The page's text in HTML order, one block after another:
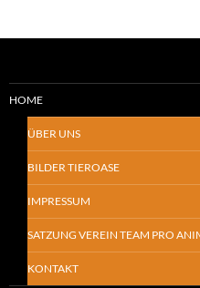
HOME
ÜBER UNS
BILDER TIEROASE
IMPRESSUM
SATZUNG VEREIN TEAM PRO
KONTAKT